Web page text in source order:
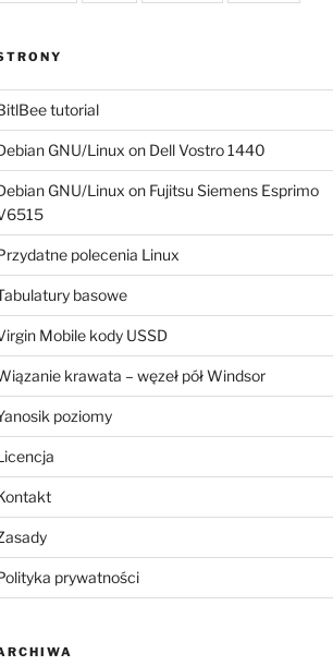
tutorial
GNU/Linux on Dell Vostro 1440
GNU/Linux on Fujitsu Siemens Esprimo
polecenia Linux
basowe
Mobile kody USSD
krawata – węzeł pół Windsor
poziomy
prywatności